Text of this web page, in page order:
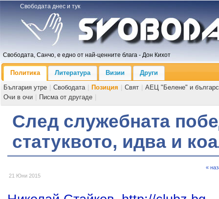
Свободата днес и тук
Свободата, Санчо, е едно от най-ценните блага - Дон Кихот
Политика Литература Визии
Други
България утре
Свободата Позиция Свят
АЕЦ "Белене" и
Очи в очи
Писма от другаде
След служебната
статуквото, идва и
21 Юни 2015
«